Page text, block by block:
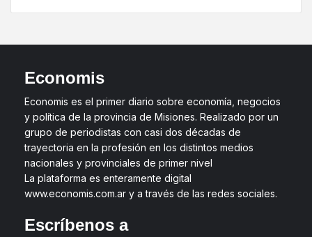
Economis
Economis es el primer diario sobre economía, negocios
y política de la provincia de Misiones. Realizado por un
grupo de periodistas con casi dos décadas de
trayectoria en la profesión en los distintos medios
nacionales y provinciales de primer nivel
La plataforma es enteramente digital
www.economis.com.ar y a través de las redes sociales.
Escríbenos a